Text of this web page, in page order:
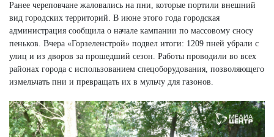
Ранее череповчане жаловались на пни, которые портили внешний
вид городских территорий. В июне этого года городская
администрация сообщила о начале кампании по массовому сносу
пеньков. Вчера «Горзеленстрой» подвел итоги: 1209 пней убрали с
улиц и из дворов за прошедший сезон. Работы проводили во всех
районах города с использованием спецоборудования, позволяющего
измельчать пни и превращать их в мульчу для газонов.